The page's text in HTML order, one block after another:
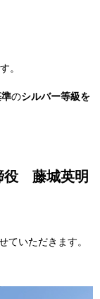
。
のシルバー等級を
役 藤城英明
ていただきます。